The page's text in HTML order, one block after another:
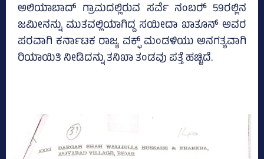
ಅಲಿಯಾಬಾದ್ ಗ್ರಾಮದಲ್ಲಿರುವ ಸರ್ವೆ ನಂಬರ್‍‌ 59ರಲ್ಲಿನ
ಜಮೀನನ್ನು ಮುತವಲ್ಲಿಯಾಗಿದ್ದ ಸಯೀದಾ ಖಾತೂನ್‌ ಅವರ
ಪರವಾಗಿ ಕರ್ನಾಟಕ ರಾಜ್ಯ ವಕ್ಫ್‌ ಮಂಡಳಿಯು ಅನಗತ್ಯವಾಗಿ
ರಿಯಾಯಿತಿ ನೀಡಿದನ್ನು ತನಿಖಾ ತಂಡವು ಪತ್ತೆ ಹಚ್ಚಿದೆ.